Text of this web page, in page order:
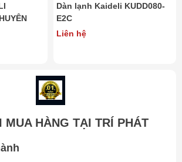
Dàn lạnh Kaideli KUDD080-
E2C
Liên hệ
MUA HÀNG TẠI TRÍ PHÁT